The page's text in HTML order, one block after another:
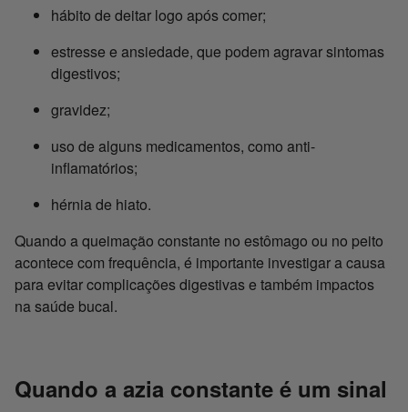
hábito de deitar logo após comer;
estresse e ansiedade, que podem agravar sintomas
digestivos;
gravidez;
uso de alguns medicamentos, como anti-
inflamatórios;
hérnia de hiato.
Quando a queimação constante no estômago ou no peito
acontece com frequência, é importante investigar a causa
para evitar complicações digestivas e também impactos
na saúde bucal.
Quando a azia constante é um sinal